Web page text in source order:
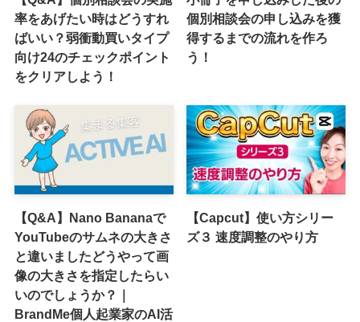
率をあげたい時はどうすれ
ばいい？弱衝動買いタイプ
向け24のチェックポイント
をクリアしよう！
個別相談会の申し込みを獲
得するまでの流れを作ろ
う！
【Q&A】Nano Bananaで
YouTubeのサムネの大きさ
と違いましたどうやって画
像の大きさを指定したらい
いのでしょうか？｜
BrandMe個人起業家のAI活
【Capcut】使い方シリー
ズ３ 速度調整のやり方